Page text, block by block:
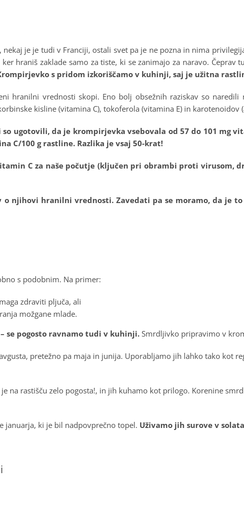
je je tudi v Franciji, ostali svet pa je ne pozna in nima
ker hraniš zaklade samo za tiste, ki se zanimajo za naravo.
s pridom izkoriščamo v kuhinji, saj je užitna
hranilni vrednosti skopi. Eno bolj obsežnih raziskav so naredili
kisline (vitamina C), tokoferola (vitamina E) in karotenoidov
ugotovili, da je krompirjevka vsebovala od 57 do 101 mg
C/100 g rastline. Razlika je vsaj 50-krat!
C za naše počutje (ključen pri obrambi proti virusom,
o njihovi hranilni vrednosti. Zavedati pa se moramo, da je
s podobnim. Na primer:
zdraviti pljuča, ali
možgane mlade.
se pogosto ravnamo tudi v kuhinji. Smrdljivko pripravimo v
pretežno pa maja in junija. Uporabljamo jih lahko tako kot
je na rastišču zelo pogosta!, in jih kuhamo kot prilogo. Korenine
januarja, ki je bil nadpovprečno topel. Uživamo jih surove v